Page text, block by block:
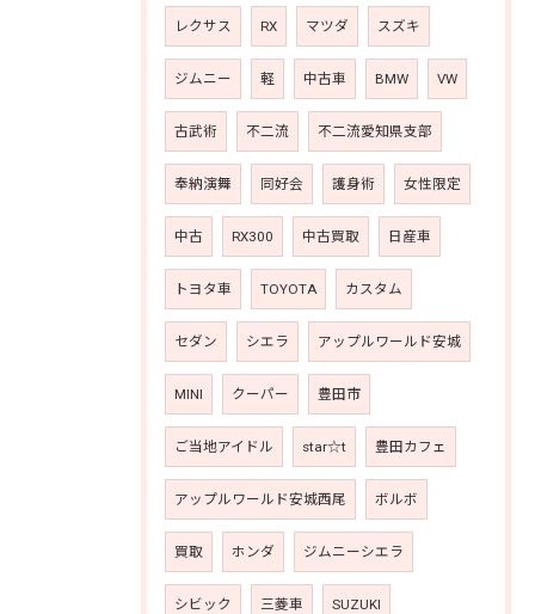
レクサス RX マツダ スズキ
ジムニー 軽 中古車 BMW VW
古武術 不二流 不二流愛知県支部
奉納演舞 同好会 護身術 女性限定
中古 RX300 中古買取 日産車
トヨタ車 TOYOTA カスタム
セダン シエラ アップルワールド安城
MINI クーパー 豊田市
ご当地アイドル star☆t 豊田カフェ
アップルワールド安城西尾 ボルボ
買取 ホンダ ジムニーシエラ
シビック 三菱車 SUZUKI